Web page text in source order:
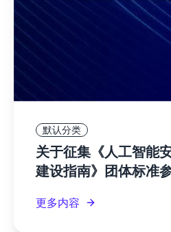
默认分类
关于征集《人工智能
建设指南》团体标准
更多内容